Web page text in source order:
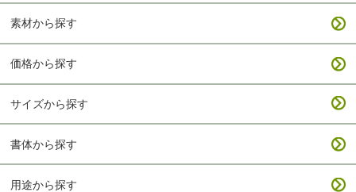
素材から探す
価格から探す
サイズから探す
書体から探す
用途から探す